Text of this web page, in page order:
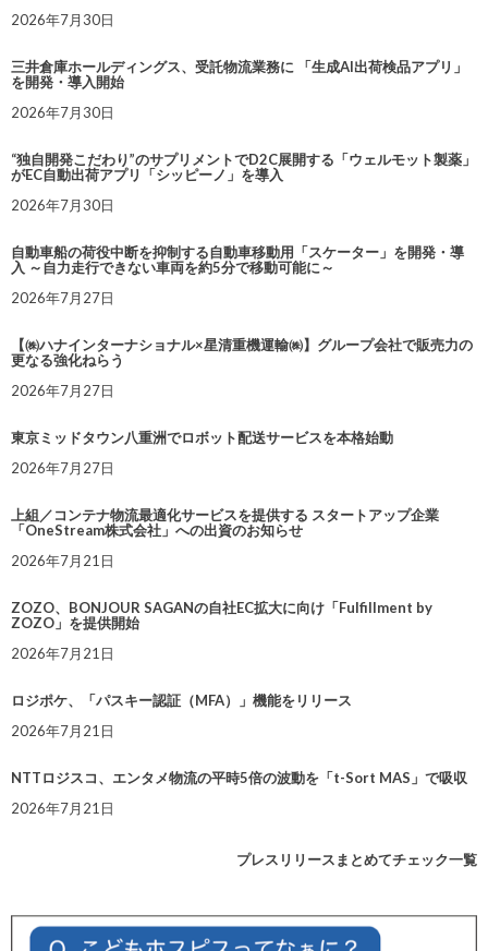
2026年7月30日
三井倉庫ホールディングス、受託物流業務に 「生成AI出荷検品アプリ」
を開発・導入開始
2026年7月30日
“独自開発こだわり”のサプリメントでD2C展開する「ウェルモット製薬」
がEC自動出荷アプリ「シッピーノ」を導入
2026年7月30日
自動車船の荷役中断を抑制する自動車移動用「スケーター」を開発・導
入 ～自力走行できない車両を約5分で移動可能に～
2026年7月27日
【㈱ハナインターナショナル×星清重機運輸㈱】グループ会社で販売力の
更なる強化ねらう
2026年7月27日
東京ミッドタウン八重洲でロボット配送サービスを本格始動
2026年7月27日
上組／コンテナ物流最適化サービスを提供する スタートアップ企業
「OneStream株式会社」への出資のお知らせ
2026年7月21日
ZOZO、BONJOUR SAGANの自社EC拡大に向け「Fulfillment by
ZOZO」を提供開始
2026年7月21日
ロジポケ、「パスキー認証（MFA）」機能をリリース
2026年7月21日
NTTロジスコ、エンタメ物流の平時5倍の波動を「t-Sort MAS」で吸収
2026年7月21日
プレスリリースまとめてチェック一覧